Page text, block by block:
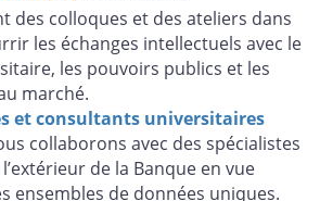
des colloques et des ateliers dans
les échanges intellectuels avec le
les pouvoirs publics et les
marché.
et consultants universitaires
collaborons avec des spécialistes
de la Banque en vue
ensembles de données uniques.